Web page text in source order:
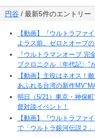
円谷 / 最新5件のエントリー
【動画】『ウルトラファ
よラス前。ゼロとオーブ
『ウルトラマンオーブ 完
ブクロニクル〈年代記〉"
【動画】主役はネオス！
あふれる台湾の新作
明日（5/21）東京・神保
督対談イベント！
【動画】『ウルトラファ
で「ウルトラ銀河伝説２